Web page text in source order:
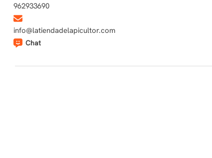
962933690
info@latiendadelapicultor.com
Chat